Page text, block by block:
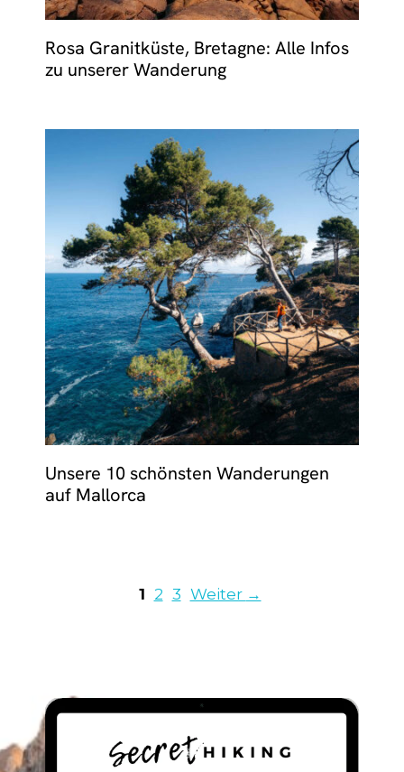
Rosa Granitküste, Bretagne: Alle Infos
zu unserer Wanderung
Unsere 10 schönsten Wanderungen
auf Mallorca
Seite
1 Seite
2 Seite
3 Weiter →